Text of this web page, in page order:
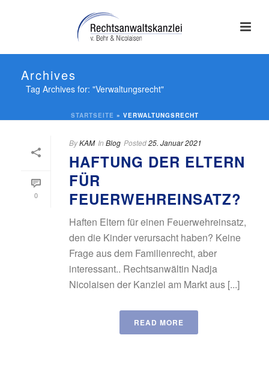
Archives
Tag Archives for: "Verwaltungsrecht"
STARTSEITE » VERWALTUNGSRECHT
0
ByKAM In Blog Posted25. Januar 2021
HAFTUNG DER ELTERN
FÜR
FEUERWEHREINSATZ?
Haften Eltern für einen Feuerwehreinsatz,
den die Kinder verursacht haben? Keine
Frage aus dem Familienrecht, aber
interessant.. Rechtsanwältin Nadja
Nicolaisen der Kanzlei am Markt aus [...]
READ MORE